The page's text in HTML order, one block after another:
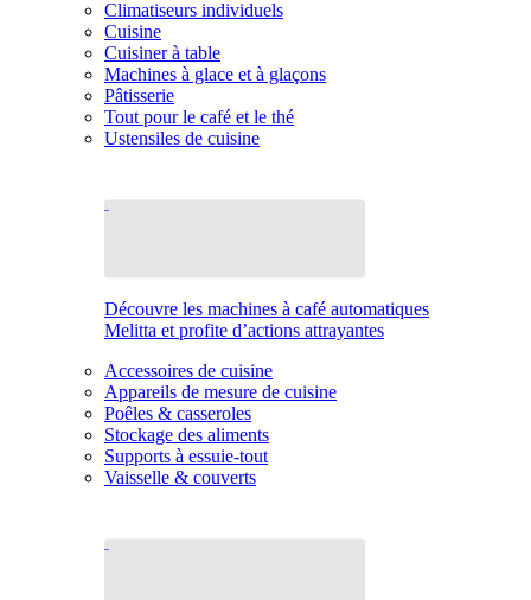
Climatiseurs individuels
Cuisine
Cuisiner à table
Machines à glace et à glaçons
Pâtisserie
Tout pour le café et le thé
Ustensiles de cuisine
Découvre les machines à café automatiques
Melitta et profite d’actions attrayantes
Accessoires de cuisine
Appareils de mesure de cuisine
Poêles & casseroles
Stockage des aliments
Supports à essuie-tout
Vaisselle & couverts